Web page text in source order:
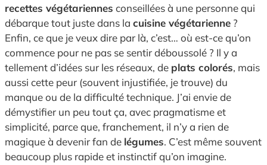
recettes végétariennes conseillées à une personne qui
débarque tout juste dans la cuisine végétarienne ?
Enfin, ce que je veux dire par là, c’est… où est-ce qu’on
commence pour ne pas se sentir déboussolé ? Il y a
tellement d’idées sur les réseaux, de plats colorés, mais
aussi cette peur (souvent injustifiée, je trouve) du
manque ou de la difficulté technique. J’ai envie de
démystifier un peu tout ça, avec pragmatisme et
simplicité, parce que, franchement, il n’y a rien de
magique à devenir fan de légumes. C’est même souvent
beaucoup plus rapide et instinctif qu’on imagine.